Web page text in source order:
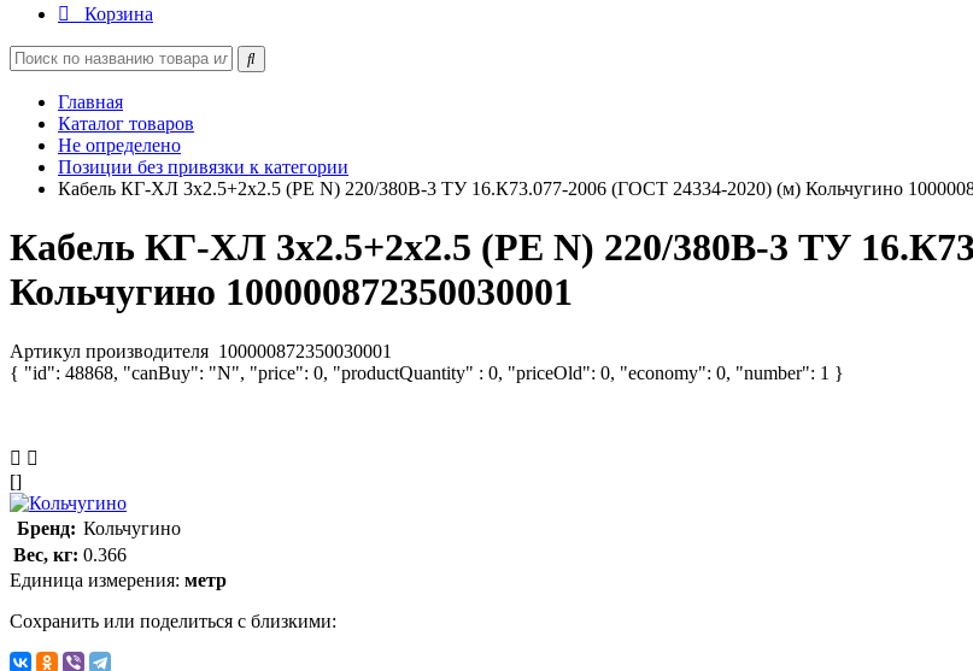
Корзина
Главная
Каталог товаров
Не определено
Позиции без привязки к категории
Кабель КГ-ХЛ 3х2.5+2х2.5 (PE N) 220/380В-3 ТУ 16.К73.077-2006 (ГОСТ 24334-2020) (м) Кольчугино
Кабель КГ-ХЛ 3х2.5+2х2.5 (PE N) 220/380В-3 ТУ
Кольчугино 100000872350030001
Артикул производителя 100000872350030001
{ "id": 48868, "canBuy": "N", "price": 0, "productQuantity" : 0, "priceOld": 0, "economy": 0, "number": 1 }
[]
Бренд: Кольчугино
Вес, кг: 0.366
Единица измерения: метр
Сохранить или поделиться с близкими: